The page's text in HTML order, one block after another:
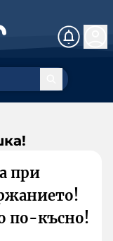
при
по-късно!